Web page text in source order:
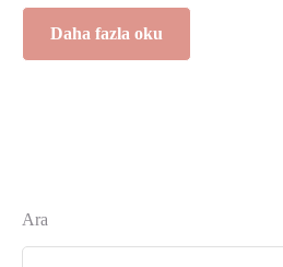
Daha fazla oku
Ara